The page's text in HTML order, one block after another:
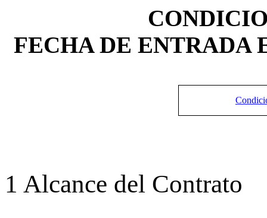
FECHA DE ENTRADA
1 Alcance del Contrato